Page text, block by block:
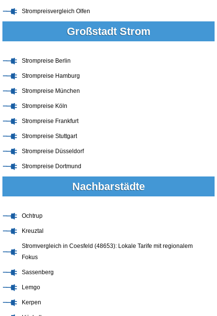
Strompreisvergleich Olfen
Großstadt Strom
Strompreise Berlin
Strompreise Hamburg
Strompreise München
Strompreise Köln
Strompreise Frankfurt
Strompreise Stuttgart
Strompreise Düsseldorf
Strompreise Dortmund
Nachbarstädte
Ochtrup
Kreuztal
Stromvergleich in Coesfeld (48653): Lokale Tarife mit regionalem
Fokus
Sassenberg
Lemgo
Kerpen